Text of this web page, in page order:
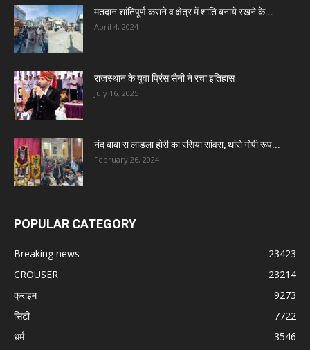
मतदान शांतिपूर्ण कराने व क्षेत्र में शांति बनाये रखने के...
April 4, 2024
राजस्थान के युवा प्रिंस सैनी ने रचा इतिहास
July 16, 2025
नंद बाबा रा लाडला होरी का रसिया सांवरा, थांरो गोपी रूप...
February 26, 2024
POPULAR CATEGORY
Breaking news
23423
CROUSER
23214
क्राइम
9273
सिटी
7722
धर्म
3546